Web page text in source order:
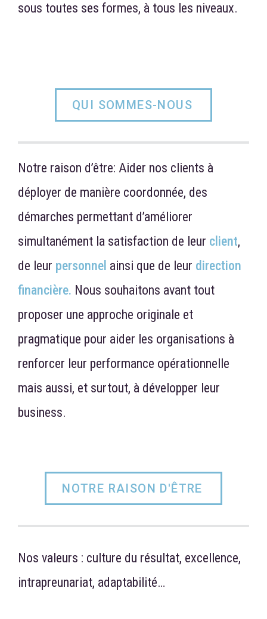
sous toutes ses formes, à tous les niveaux.
QUI SOMMES-NOUS
Notre raison d’être: Aider nos clients à
déployer de manière coordonnée, des
démarches permettant d’améliorer
simultanément la satisfaction de leur client,
de leur personnel ainsi que de leur direction
financière. Nous souhaitons avant tout
proposer une approche originale et
pragmatique pour aider les organisations à
renforcer leur performance opérationnelle
mais aussi, et surtout, à développer leur
business.
NOTRE RAISON D'ÊTRE
Nos valeurs : culture du résultat, excellence,
intrapreunariat, adaptabilité…